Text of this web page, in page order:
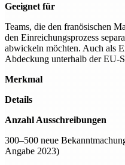
Geeignet für
Teams, die den franösischen
den Einreichungsprozess
abwickeln möchten. Auch als
Abdeckung unterhalb der EU-
Merkmal
Details
Anzahl Ausschreibungen
300–500 neue
Angabe 2023)